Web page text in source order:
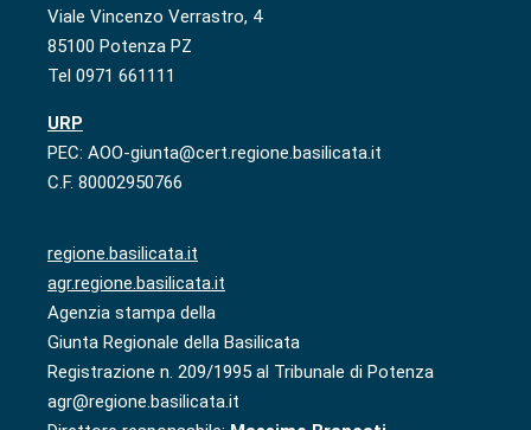
Viale Vincenzo Verrastro, 4
85100 Potenza PZ
Tel 0971 661111
URP
PEC: AOO-giunta@cert.regione.basilicata.it
C.F. 80002950766
regione.basilicata.it
agr.regione.basilicata.it
Agenzia stampa della
Giunta Regionale della Basilicata
Registrazione n. 209/1995 al Tribunale di Potenza
agr@regione.basilicata.it